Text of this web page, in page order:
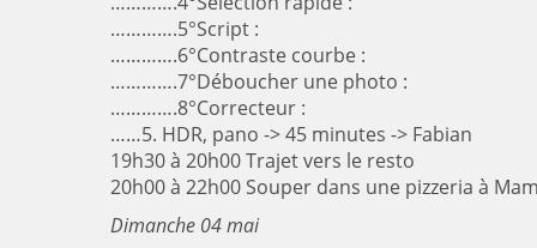
………….5°Script :
………….6°Contraste courbe :
………….7°Déboucher une photo :
………….8°Correcteur :
……5. HDR, pano -> 45 minutes -> Fabian
19h30 à 20h00 Trajet vers le resto
20h00 à 22h00 Souper dans une pizzeria à
Dimanche 04 mai